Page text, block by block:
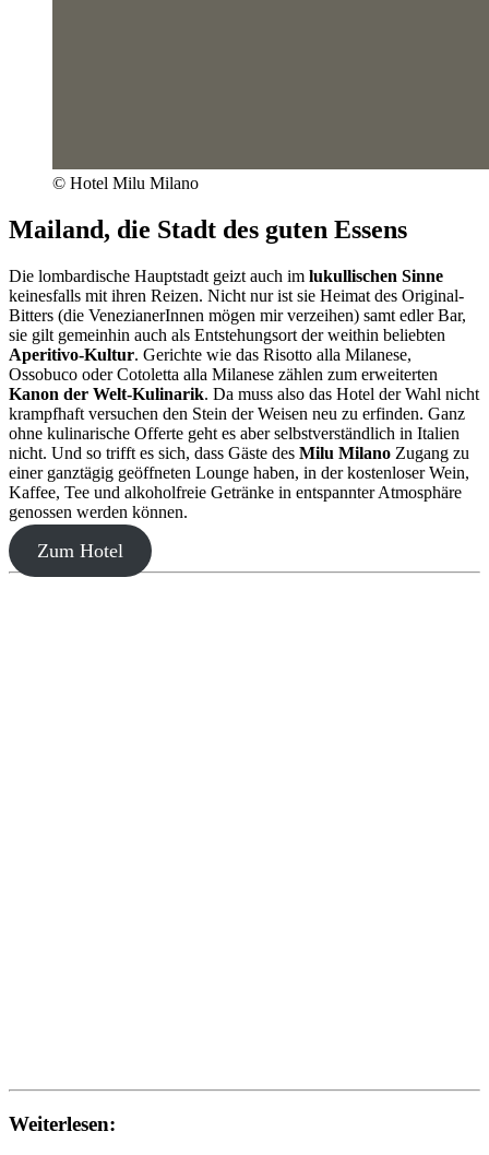
© Hotel Milu Milano
Mailand, die Stadt des guten Essens
Die lombardische Hauptstadt geizt auch im lukullischen Sinne
keinesfalls mit ihren Reizen. Nicht nur ist sie Heimat des Original-
Bitters (die VenezianerInnen mögen mir verzeihen) samt edler Bar,
sie gilt gemeinhin auch als Entstehungsort der weithin beliebten
Aperitivo-Kultur. Gerichte wie das Risotto alla Milanese,
Ossobuco oder Cotoletta alla Milanese zählen zum erweiterten
Kanon der Welt-Kulinarik. Da muss also das Hotel der Wahl nicht
krampfhaft versuchen den Stein der Weisen neu zu erfinden. Ganz
ohne kulinarische Offerte geht es aber selbstverständlich in Italien
nicht. Und so trifft es sich, dass Gäste des Milu Milano Zugang zu
einer ganztägig geöffneten Lounge haben, in der kostenloser Wein,
Kaffee, Tee und alkoholfreie Getränke in entspannter Atmosphäre
genossen werden können.
Zum Hotel
Weiterlesen: